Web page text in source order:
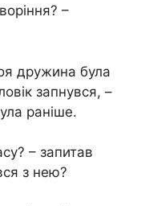
–
дружина була
запнувся, –
раніше.
– запитав
з нею?